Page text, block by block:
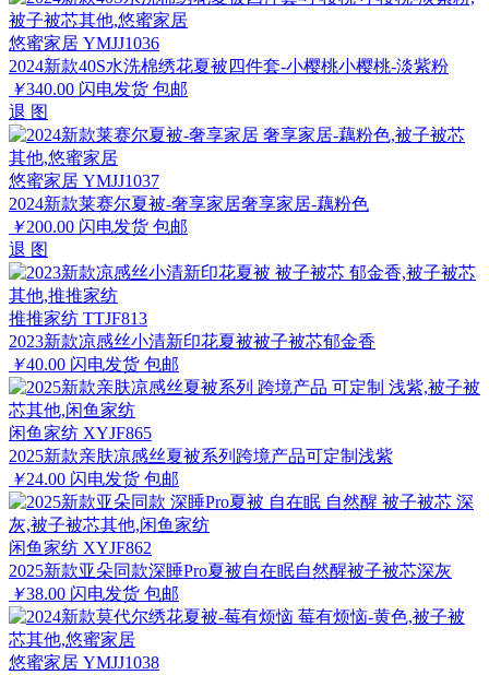
悠蜜家居 YMJJ1036
2024新款40S水洗棉绣花夏被四件套-小樱桃小樱桃-淡紫粉
￥340.00 闪电发货 包邮
退 图
悠蜜家居 YMJJ1037
2024新款莱赛尔夏被-奢享家居奢享家居-藕粉色
￥200.00 闪电发货 包邮
退 图
推推家纺 TTJF813
2023新款凉感丝小清新印花夏被被子被芯郁金香
￥40.00 闪电发货 包邮
闲鱼家纺 XYJF865
2025新款亲肤凉感丝夏被系列跨境产品可定制浅紫
￥24.00 闪电发货 包邮
闲鱼家纺 XYJF862
2025新款亚朵同款深睡Pro夏被自在眠自然醒被子被芯深灰
￥38.00 闪电发货 包邮
悠蜜家居 YMJJ1038